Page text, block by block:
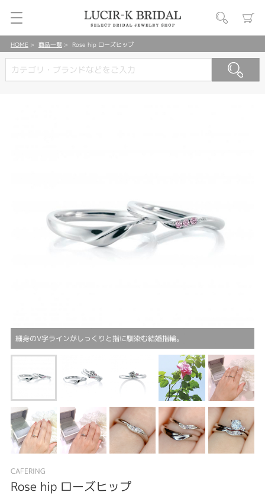
HOME 商品一覧 Rose hip ローズヒップ
細身のV字ラインがしっくりと指に馴染む結婚指輪。
CAFERING
Rose hip ローズヒップ